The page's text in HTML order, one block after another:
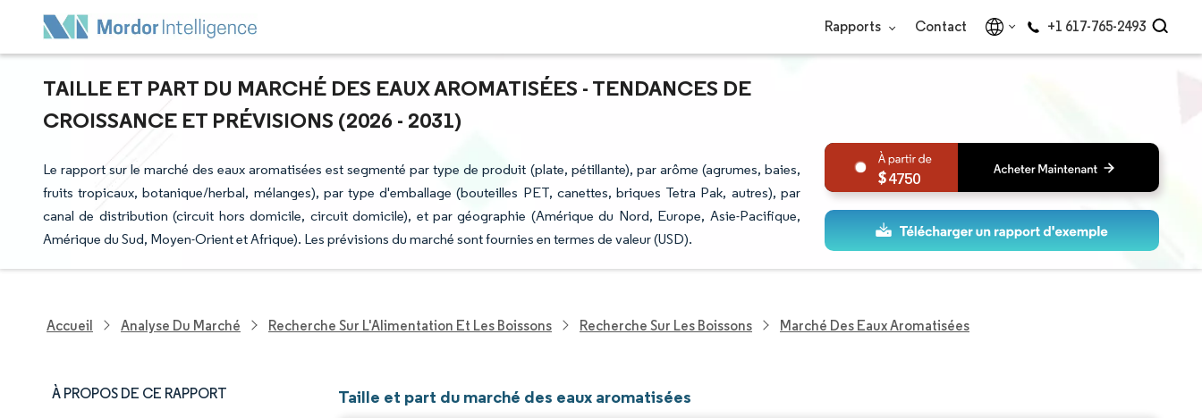
Rapports Contact +1 617-765-2493
TAILLE ET PART DU MARCHÉ DES EAUX AROMATISÉES - TENDANCES DE
CROISSANCE ET PRÉVISIONS (2026 - 2031)
Le rapport sur le marché des eaux aromatisées est segmenté par type de produit (plate, pétillante), par arôme (agrumes, baies,
fruits tropicaux, botanique/herbal, mélanges), par type d'emballage (bouteilles PET, canettes, briques Tetra Pak, autres), par
canal de distribution (circuit hors domicile, circuit domicile), et par géographie (Amérique du Nord, Europe, Asie-Pacifique,
Amérique du Sud, Moyen-Orient et Afrique). Les prévisions du marché sont fournies en termes de valeur (USD).
4750
Accueil Analyse Du Marché Recherche Sur L'Alimentation Et Les Boissons Recherche Sur Les Boissons Marché Des Eaux Aromatisées
À PROPOS DE CE RAPPORT Taille et part du marché des eaux aromatisées